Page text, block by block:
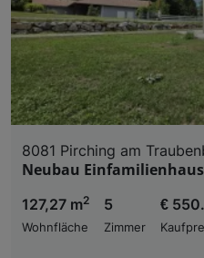
8081 Pirching am
Neubau
127,27 m2
Wohnfläche
5
Zimmer
€